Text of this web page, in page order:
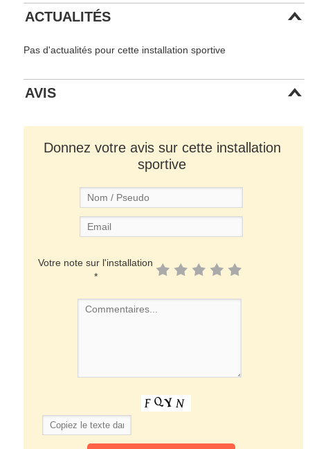
ACTUALITÉS
Pas d'actualités pour cette installation sportive
AVIS
Donnez votre avis sur cette installation
sportive
Votre note sur l'installation
*